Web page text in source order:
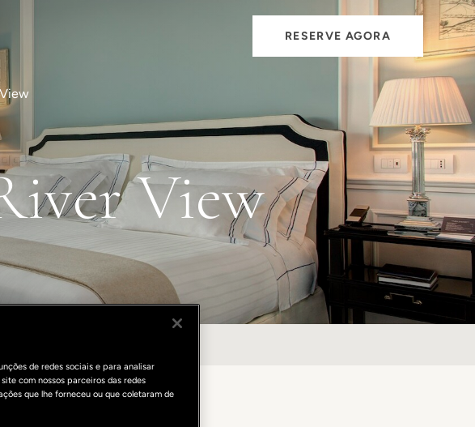
RESERVE AGORA
View
de redes sociais e para analisar
com nossos parceiros das redes
que lhe forneceu ou que coletaram de